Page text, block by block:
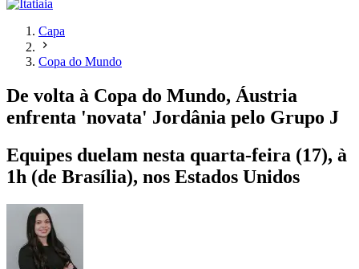
Capa
Copa do Mundo
De volta à Copa do Mundo, Áustria
enfrenta 'novata' Jordânia pelo Grupo J
Equipes duelam nesta quarta-feira (17), à
1h (de Brasília), nos Estados Unidos